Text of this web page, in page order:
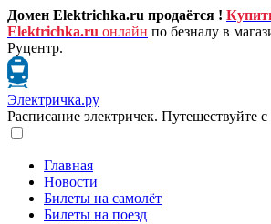
Домен Elektrichka.ru продаётся !
Elektrichka.ru онлайн по безналу в
Руцентр.
Электричка.ру
Расписание электричек. Путешествуйте
Главная
Новости
Билеты на самолёт
Билеты на поезд